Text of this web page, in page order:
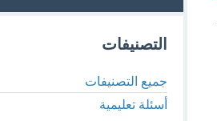
التصنيفات
جميع التصنيفات
أسئلة تعليمية